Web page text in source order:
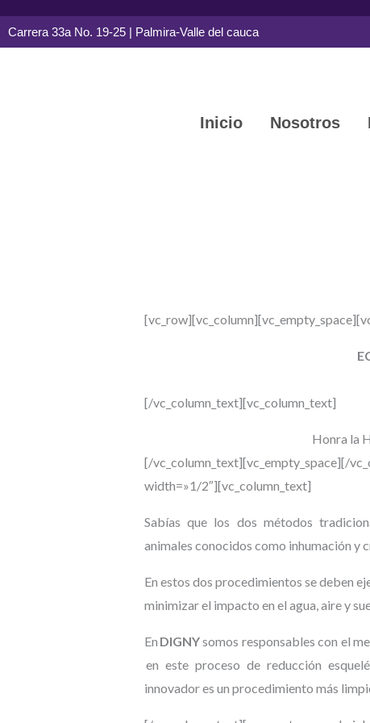
alCarrera 33a No. 19-25 | Palmira-Valle del cauca
Inicio Nosotros
[/vc_column_text][vc_column_text]
Honra la
[/vc_column_text][vc_empty_space][/
width=»1/2″][vc_column_text]
Sabías que los dos métodos
animales conocidos como inhumación y
En estos dos procedimientos se deben
minimizar el impacto en el agua, aire y
En DIGNYsomos responsables con el
en este proceso dereducción
innovadores un procedimiento más